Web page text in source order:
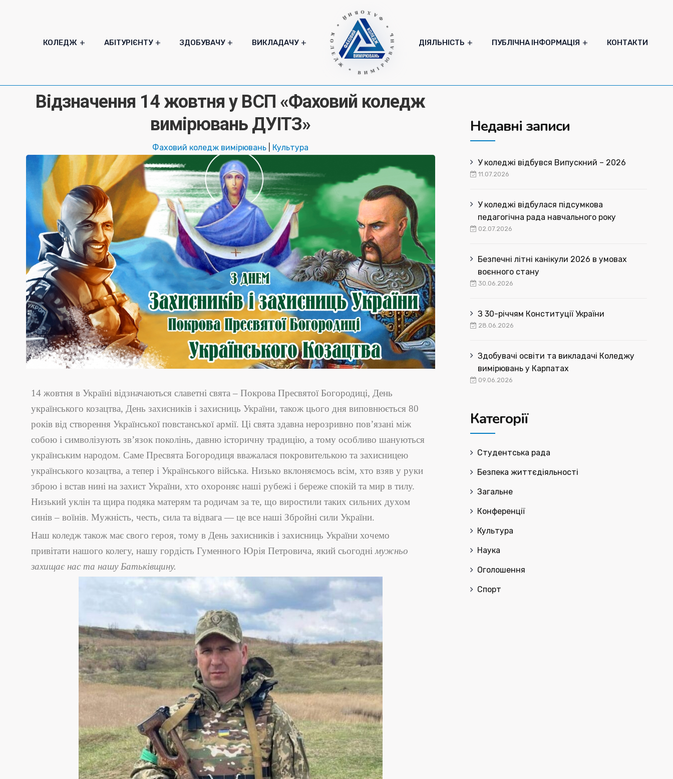
КОЛЕДЖ АБІТУРІЄНТУ ЗДОБУВАЧУ ВИКЛАДАЧУ * ФАХОВИЙ * КОЛЕДЖ * ВИМІРЮВАНЬ ДІЯЛЬНІСТЬ ПУБЛІЧНА ІНФОРМАЦІЯ КОНТАКТИ
Відзначення 14 жовтня у ВСП «Фаховий коледж
вимірювань ДУІТЗ»
Фаховий коледж вимірювань Культура
14 жовтня в Україні відзначаються славетні свята – Покрова Пресвятої Богородиці, День
українського козацтва, День захисників і захисниць України, також цього дня виповнюється 80
років від створення Української повстанської армії. Ці свята здавна нерозривно пов’язані між
собою і символізують зв’язок поколінь, давню історичну традицію, а тому особливо шануються
українським народом. Саме Пресвята Богородиця вважалася покровителькою та захисницею
українського козацтва, а тепер і Українського війська. Низько вклоняємось всім, хто взяв у руки
зброю і встав нині на захист України, хто охороняє наші рубежі і береже спокій та мир в тилу.
Низький уклін та щира подяка матерям та родичам за те, що виростили таких сильних духом
синів – воїнів. Мужність, честь, сила та відвага — це все наші Збройні сили України.
Наш коледж також має свого героя, тому в День захисників і захисниць України хочемо
привітати нашого колегу, нашу гордість Гуменного Юрія Петровича, який сьогоднімужньо
захищає нас та нашу Батьківщину.
Недавні записи
У коледжі відбувся Випускний – 2026
11.07.2026
У коледжі відбулася підсумкова
педагогічна рада навчального року
02.07.2026
Безпечні літні канікули 2026 в умовах
воєнного стану
30.06.2026
З 30-річчям Конституції України
28.06.2026
Здобувачі освіти та викладачі Коледжу
вимірювань у Карпатах
09.06.2026
Категорії
Cтудентська рада
Безпека життєдіяльності
Загальне
Конференції
Культура
Наука
Оголошення
Спорт